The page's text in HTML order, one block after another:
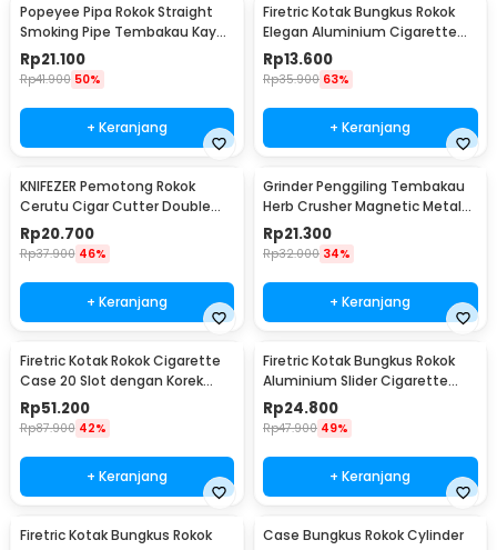
Popeyee Pipa Rokok Straight
Smoking Pipe Tembakau Kayu
Mahoni - WD-051
Rp21.100
Rp41.900 50%
+ Keranjang
Firetric Kotak Bungkus Rokok
Elegan Aluminium Cigarette
Case - JD-EH006
Rp13.600
Rp35.900 63%
+ Keranjang
KNIFEZER Pemotong Rokok
Cerutu Cigar Cutter Double
Blade - EC-50A
Rp20.700
Rp37.900 46%
+ Keranjang
Grinder Penggiling Tembakau
Herb Crusher Magnetic Metal
Mesh 4 Layer - LST-23
Rp21.300
Rp32.000 34%
+ Keranjang
Firetric Kotak Rokok Cigarette
Case 20 Slot dengan Korek
Elektrik - JD-YH073
Rp51.200
Rp87.900 42%
+ Keranjang
Firetric Kotak Bungkus Rokok
Aluminium Slider Cigarette
Case 20 Rokok - JD-EH007
Rp24.800
Rp47.900 49%
+ Keranjang
Firetric Kotak Bungkus Rokok
Case Bungkus Rokok Cylinder